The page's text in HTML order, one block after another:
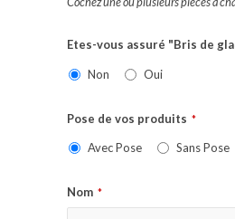
Etes-vous assuré "Bris de
Non Oui
Pose de vos produits *
Avec Pose Sans Pose
Nom *